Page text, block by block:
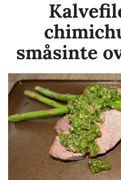
småsinte